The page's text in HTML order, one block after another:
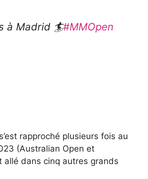
à Madrid 🏄#MMOpen
rapproché plusieurs fois au
(Australian Open et
allé dans cinq autres grands